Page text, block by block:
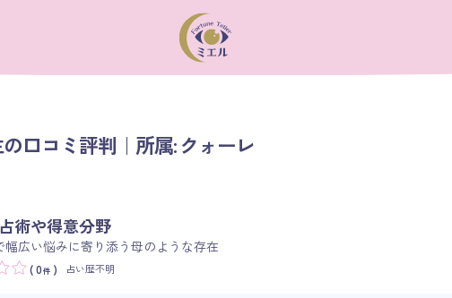
口コミ評判｜所属: クォーレ
術や得意分野
幅広い悩みに寄り添う母のような存在
( 0件 ) 占い歴不明